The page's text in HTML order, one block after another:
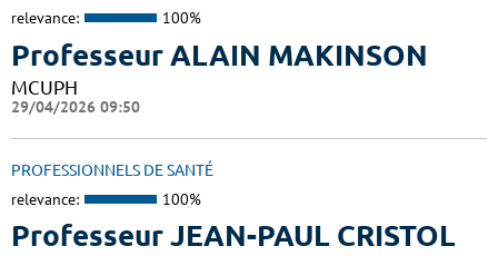
relevance: 100%
Professeur ALAIN MAKINSON
MCUPH
29/04/2026 09:50
PROFESSIONNELS DE SANTÉ
relevance: 100%
Professeur JEAN-PAUL CRISTOL